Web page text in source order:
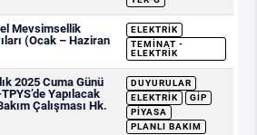
Mevsimsellik
(Ocak – Haziran
ELEKTRIK
TEMINAT -
ELEKTRIK
2025 Cuma Günü
Yapılacak
Çalışması Hk.
DUYURULAR
ELEKTRIK
GİP
PIYASA
PLANLI BAKIM